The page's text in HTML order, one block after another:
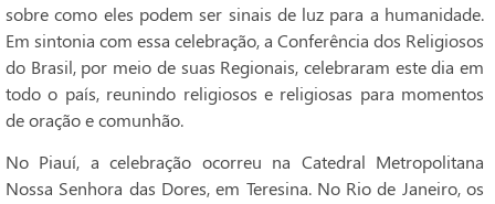
sobre como eles podem ser sinais de luz para a humanidade.
Em sintonia com essa celebração, a Conferência dos Religiosos
do Brasil, por meio de suas Regionais, celebraram este dia em
todo o país, reunindo religiosos e religiosas para momentos
de oração e comunhão.
No Piauí, a celebração ocorreu na Catedral Metropolitana
Nossa Senhora das Dores, em Teresina. No Rio de Janeiro, os